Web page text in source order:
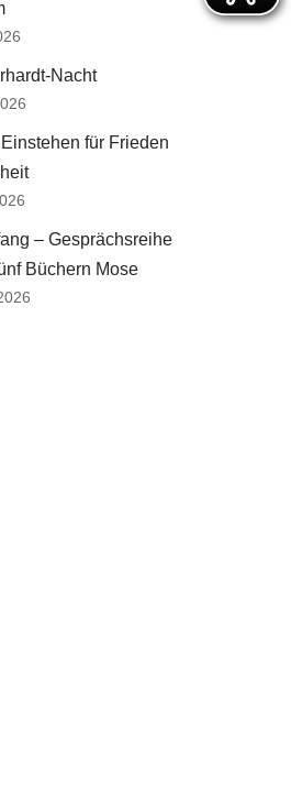
Nacht
für Frieden
– Gesprächsreihe
Büchern Mose